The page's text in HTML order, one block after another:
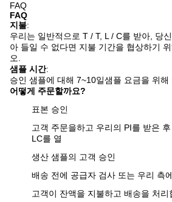
FAQ
FAQ
지불:
우리는 일반적으로 T / T, L / C를 받아, 당
아 들일 수 없다면 지불 기간을 협상하기
오.
샘플 시간:
승인 샘플에 대해 7~10일샘플 요금을 위해
어떻게 주문할까요?
표본 승인
고객 주문을하고 우리의 PI를 받은
LC를 열
생산 샘플의 고객 승인
배송 전에 공급자 검사 또는 우리 측
고객이 잔액을 지불하고 배송을 처리